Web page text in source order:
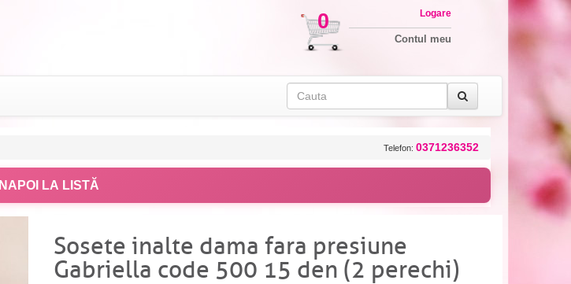
0 Logare
Contul meu
Telefon: 0371236352
ÎNAPOI LA LISTĂ
Sosete inalte dama fara presiune
Gabriella code 500 15 den (2 perechi)